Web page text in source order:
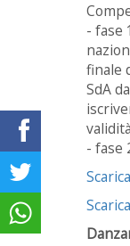
- fase
finale
SdA
- fase